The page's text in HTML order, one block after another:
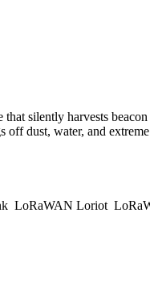
silently harvests
dust, water, and
LoRaWAN Loriot